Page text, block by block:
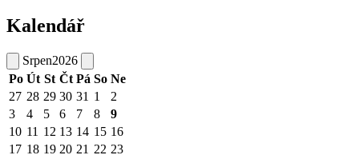
Kalendář
Srpen2026
Po Út St Čt Pá So Ne
27 28 29 30 31 1
2
3
4 5 6 7 8
9
10 11 12 13 14 15 16
17 18 19 20 21 22 23